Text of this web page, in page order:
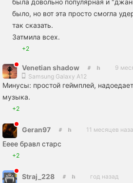
было, но вот эта просто смогла
так сказать.
Затмила всех.
+2
Venetian shadow
9
Samsung Galaxy A12
Минусы: простой геймплей,
музыка.
+2
Geran97 11 месяцев
Ееее бравл старс
+2
Straj_228 год назад